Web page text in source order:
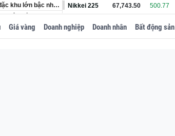
khu lớn bậc nhất
Bí thư Đảng
và Vật tư tỉnh
hỗ trợ 936.000
Nikkei 225 67,743.50 500.77
Giá vàng Doanh nghiệp Doanh nhân Bất động sản